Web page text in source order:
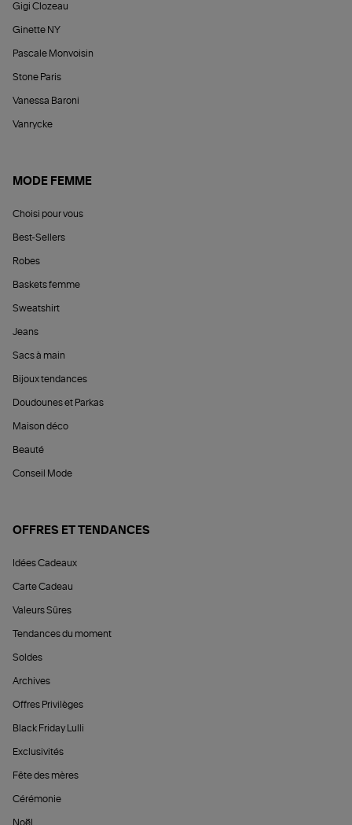
Gigi Clozeau
Ginette NY
Pascale Monvoisin
Stone Paris
Vanessa Baroni
Vanrycke
MODE FEMME
Choisi pour vous
Best-Sellers
Robes
Baskets femme
Sweatshirt
Jeans
Sacs à main
Bijoux tendances
Doudounes et Parkas
Maison déco
Beauté
Conseil Mode
OFFRES ET TENDANCES
Idées Cadeaux
Carte Cadeau
Valeurs Sûres
Tendances du moment
Soldes
Archives
Offres Privilèges
Black Friday Lulli
Exclusivités
Fête des mères
Cérémonie
Noël